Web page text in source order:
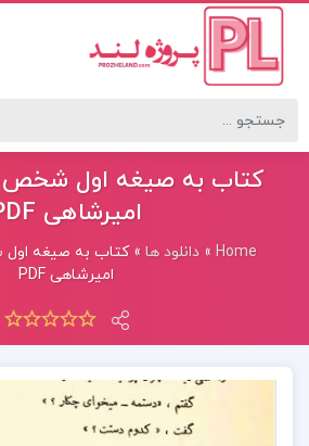
کتاب به صیغه اول شخص
امیرشاهی PDF
Home
» دانلود ها »کتاب به صیغه
امیرشاهی PDF